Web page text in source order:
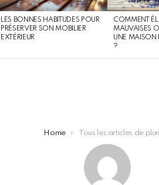
LES BONNES HABITUDES POUR
PRÉSERVER SON MOBILIER
EXTÉRIEUR
COMMENT
MAUVAISES
UNE MAISON
?
Home Tous les articles de